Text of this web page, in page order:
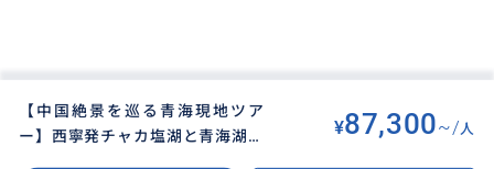
【中国絶景を巡る青海現地ツア
ー】西寧発チャカ塩湖と青海湖観
¥87,300~/ 人